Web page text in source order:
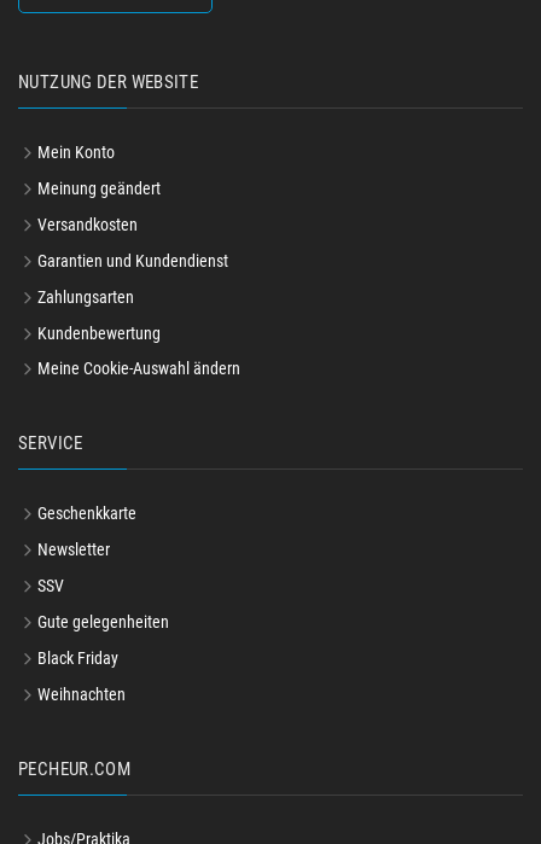
NUTZUNG DER WEBSITE
Mein Konto
Meinung geändert
Versandkosten
Garantien und Kundendienst
Zahlungsarten
Kundenbewertung
Meine Cookie-Auswahl ändern
SERVICE
Geschenkkarte
Newsletter
SSV
Gute gelegenheiten
Black Friday
Weihnachten
PECHEUR.COM
Jobs/Praktika